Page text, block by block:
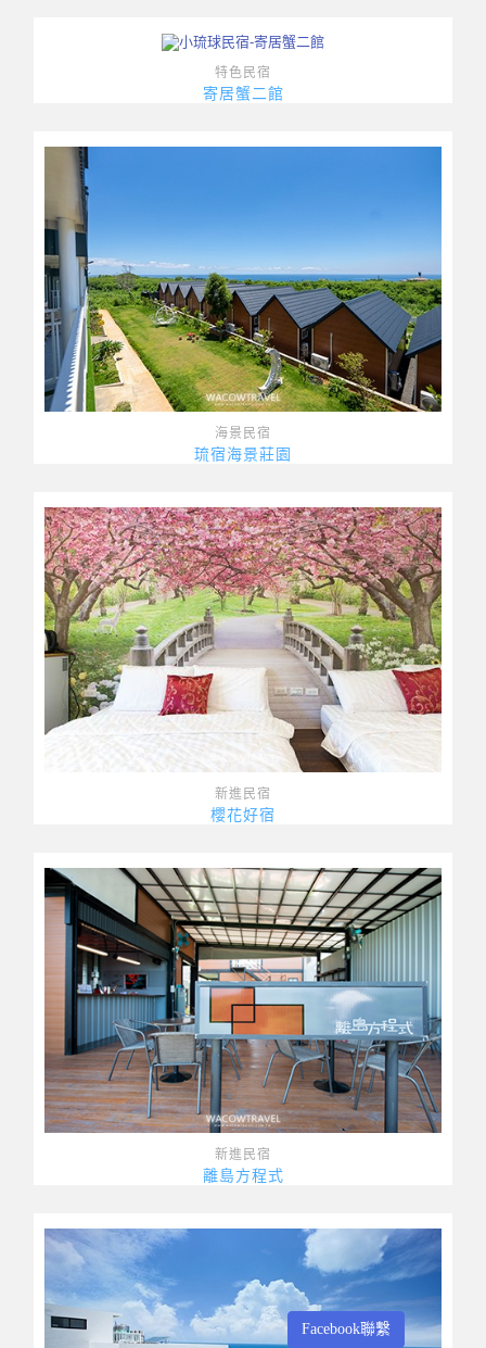
特色民宿
寄居蟹二館
海景民宿
琉宿海景莊園
新進民宿
櫻花好宿
新進民宿
離島方程式
Facebook聯繫